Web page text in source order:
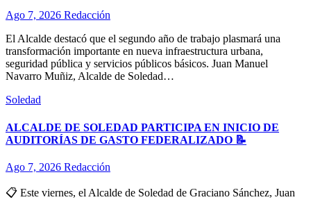
Ago 7, 2026 Redacción
El Alcalde destacó que el segundo año de trabajo plasmará una
transformación importante en nueva infraestructura urbana,
seguridad pública y servicios públicos básicos. Juan Manuel
Navarro Muñiz, Alcalde de Soledad…
Soledad
ALCALDE DE SOLEDAD PARTICIPA EN INICIO DE
AUDITORÍAS DE GASTO FEDERALIZADO 📝
Ago 7, 2026 Redacción
📋 Este viernes, el Alcalde de Soledad de Graciano Sánchez, Juan